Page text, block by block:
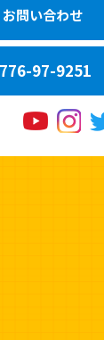
お問い合わせ
97-9251